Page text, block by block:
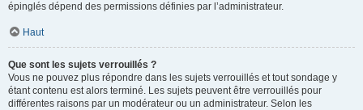
épinglés dépend des permissions définies par l’administrateur.
Haut
Que sont les sujets verrouillés ?
Vous ne pouvez plus répondre dans les sujets verrouillés et tout sondage y
étant contenu est alors terminé. Les sujets peuvent être verrouillés pour
différentes raisons par un modérateur ou un administrateur. Selon les